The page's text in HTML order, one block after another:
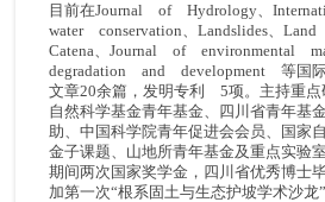
目前在Journal of Hydrology、
water conservation、Landslides、
Catena、Journal of environmental
degradation and development 等国
文章20余篇，发明专利 5项。主持重点
自然科学基金青年基金、四川省青年基
助、中国科学院青年促进会会员、国家
金子课题、山地所青年基金及重点实验
期间两次国家奖学金，四川省优秀博士
加第一次“根系固土与生态护坡学术沙龙